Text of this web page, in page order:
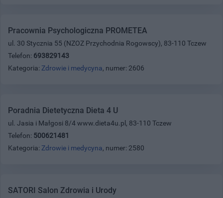
Pracownia Psychologiczna PROMETEA
ul. 30 Stycznia 55 (NZOZ Przychodnia Rogowscy), 83-110 Tczew
Telefon: 693829143
Kategoria: Zdrowie i medycyna, numer: 2606
Poradnia Dietetyczna Dieta 4 U
ul. Jasia i Małgosi 8/4 www.dieta4u.pl, 83-110 Tczew
Telefon: 500621481
Kategoria: Zdrowie i medycyna, numer: 2580
SATORI Salon Zdrowia i Urody